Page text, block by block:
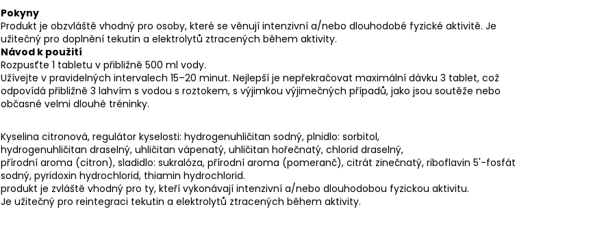
Pokyny
Produkt je obzvláště vhodný pro osoby, které se věnují intenzivní a/nebo dlouhodobé fyzické aktivitě. Je
užitečný pro doplnění tekutin a elektrolytů ztracených během aktivity.
Návod k použití
Rozpusťte 1 tabletu v přibližně 500 ml vody.
Užívejte v pravidelných intervalech 15–20 minut. Nejlepší je nepřekračovat maximální dávku 3 tablet, což
odpovídá přibližně 3 lahvím s vodou s roztokem, s výjimkou výjimečných případů, jako jsou soutěže nebo
občasné velmi dlouhé tréninky.
Kyselina citronová, regulátor kyselosti: hydrogenuhličitan sodný, plnidlo: sorbitol,
hydrogenuhličitan draselný, uhličitan vápenatý, uhličitan hořečnatý, chlorid draselný,
přírodní aroma (citron), sladidlo: sukralóza, přírodní aroma (pomeranč), citrát zinečnatý, riboflavin 5'-fosfát
sodný, pyridoxin hydrochlorid, thiamin hydrochlorid.
produkt je zvláště vhodný pro ty, kteří vykonávají intenzivní a/nebo dlouhodobou fyzickou aktivitu.
Je užitečný pro reintegraci tekutin a elektrolytů ztracených během aktivity.